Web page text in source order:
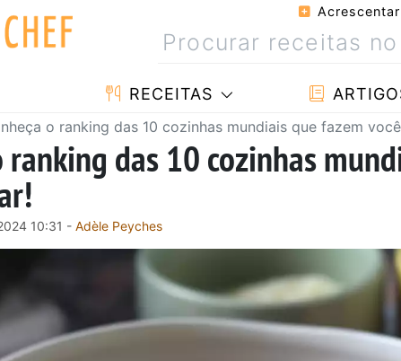
RECEITAS
o ranking das 10 cozinhas mundiais que fazem
ranking das 10 cozinhas
10:31 - Adèle Peyches